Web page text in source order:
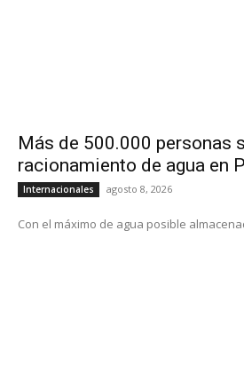
Más de 500.000 personas
racionamiento de agua en
Internacionales agosto 8, 2026
Con el máximo de agua posible